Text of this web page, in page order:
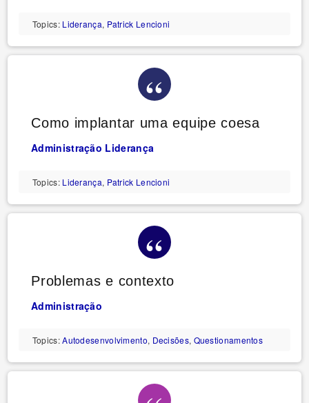
Topics: Liderança, Patrick Lencioni
Como implantar uma equipe coesa
Administração Liderança
Topics: Liderança, Patrick Lencioni
Problemas e contexto
Administração
Topics:Autodesenvolvimento, Decisões, Questionamentos